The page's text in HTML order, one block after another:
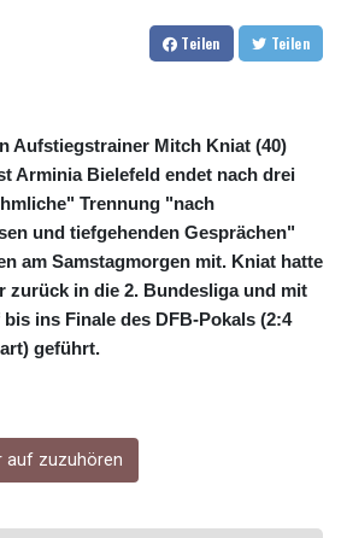
2260.00015
915.880427
CNY 6.74905
CNH 6.747951
COP 3160.36
CRC
454.762008
CUC 1
Teilen Teilen
Aufstiegstrainer Mitch Kniat (40)
Arminia Bielefeld endet nach drei
Trennung "nach
und tiefgehenden Gesprächen"
am Samstagmorgen mit. Kniat hatte
zurück in die 2. Bundesliga und mit
ins Finale des DFB-Pokals (2:4
geführt.
auf zuzuhören